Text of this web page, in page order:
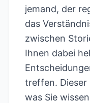
jemand, der
das
zwischen
Ihnen dabei
treffen. Dieser
was Sie